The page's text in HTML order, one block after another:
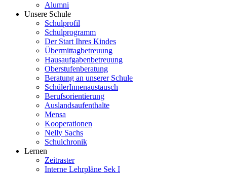
Alumni
Unsere Schule
Schulprofil
Schulprogramm
Der Start Ihres Kindes
Übermittagbetreuung
Hausaufgabenbetreuung
Oberstufenberatung
Beratung an unserer Schule
SchülerInnenaustausch
Berufsorientierung
Auslandsaufenthalte
Mensa
Kooperationen
Nelly Sachs
Schulchronik
Lernen
Zeitraster
Interne Lehrpläne Sek I